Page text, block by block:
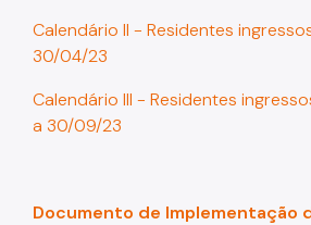
Calendário II - Residentes
30/04/23
Calendário III - Residentes
a 30/09/23
Documento de Implementação